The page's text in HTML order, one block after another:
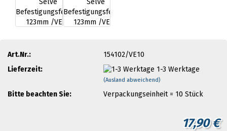
Art.Nr.:
154102/VE10
Lieferzeit:
1-3 Werktage
(Ausland abweichend)
Bitte beachten Sie: Verpackungseinheit = 10 Stück
17,90 €